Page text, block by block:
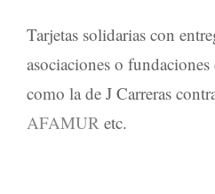
Tarjetas solidarias con
asociaciones o
como la de J Carreras
AFAMUR etc.